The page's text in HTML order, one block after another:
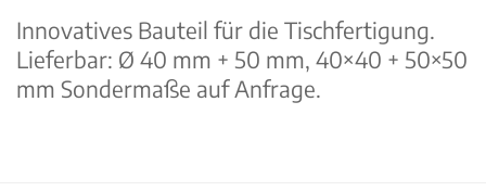
Innovatives Bauteil für die Tischfertigung.
Lieferbar: Ø 40 mm + 50 mm, 40×40 + 50×50
mm Sondermaße auf Anfrage.